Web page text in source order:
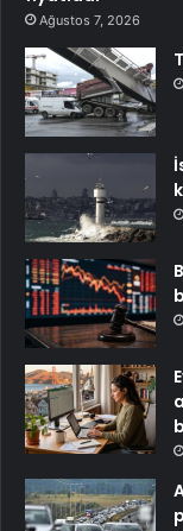
Ağustos 7, 2026